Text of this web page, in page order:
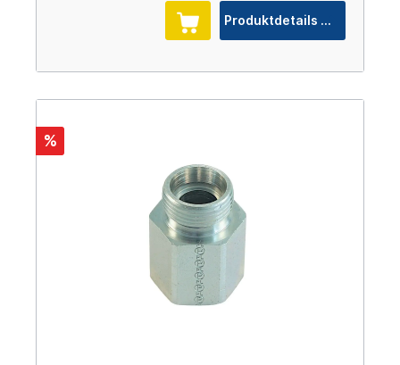
Produktdetails
%